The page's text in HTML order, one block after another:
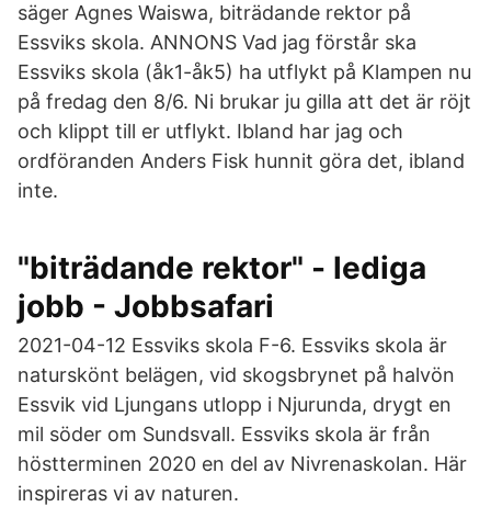
säger Agnes Waiswa, biträdande rektor på
Essviks skola. ANNONS Vad jag förstår ska
Essviks skola (åk1-åk5) ha utflykt på Klampen nu
på fredag den 8/6. Ni brukar ju gilla att det är röjt
och klippt till er utflykt. Ibland har jag och
ordföranden Anders Fisk hunnit göra det, ibland
inte.
"biträdande rektor" - lediga
jobb - Jobbsafari
2021-04-12 Essviks skola F-6. Essviks skola är
naturskönt belägen, vid skogsbrynet på halvön
Essvik vid Ljungans utlopp i Njurunda, drygt en
mil söder om Sundsvall. Essviks skola är från
höstterminen 2020 en del av Nivrenaskolan. Här
inspireras vi av naturen.